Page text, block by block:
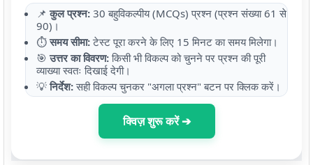
📌कुल प्रश्न: 30 बहुविकल्पीय (MCQs) प्रश्न (प्रश्न संख्या 61 से
90)।
⏱️समय सीमा:टेस्ट पूरा करने के लिए 15 मिनट का समय मिलेगा।
🎯उत्तर का विवरण:किसी भी विकल्प को चुनने पर प्रश्न की पूरी
व्याख्या स्वतः दिखाई देगी।
💡निर्देश:सही विकल्प चुनकर "अगला प्रश्न" बटन पर क्लिक करें।
क्विज़ शुरू करें ➔